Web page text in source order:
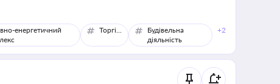
енергетичний
Торгівля
Будівельна
діяльність
+2